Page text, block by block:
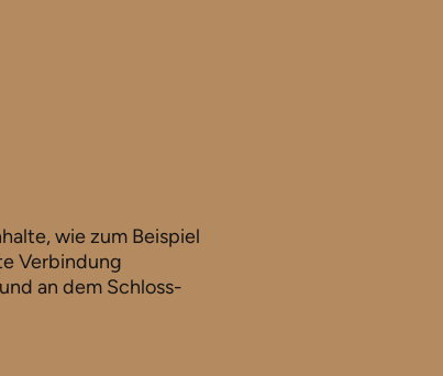
wie zum Beispiel
Verbindung
an dem Schloss-